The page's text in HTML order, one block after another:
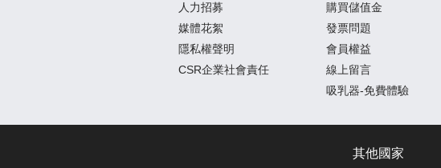
其他國家
人力招募
媒體花絮
隱私權聲明
CSR企業社會責任
購買儲值金
發票問題
會員權益
線上留言
吸乳器-免費體驗